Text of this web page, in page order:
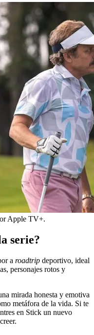
Apple TV+.
serie?
a roadtrip deportivo, ideal
personajes rotos y
mirada honesta y emotiva
metáfora de la vida. Si te
en Stick un nuevo